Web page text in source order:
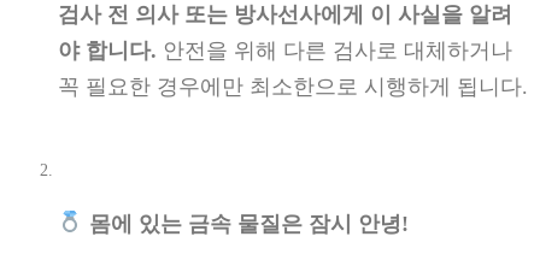
검사 전 의사 또는 방사선사에게 이 사실을 알려
야 합니다. 안전을 위해 다른 검사로 대체하거나
꼭 필요한 경우에만 최소한으로 시행하게 됩니다.
몸에 있는 금속 물질은 잠시 안녕!